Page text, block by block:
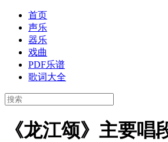
首页
声乐
器乐
戏曲
PDF乐谱
歌词大全
《龙江颂》主要唱